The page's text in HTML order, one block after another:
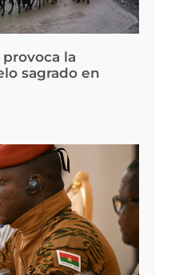
la
sagrado en